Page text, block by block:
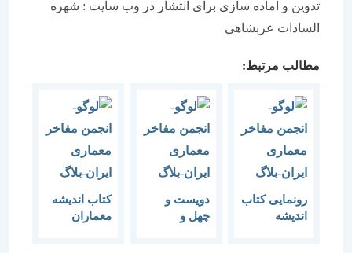
تدوین و آماده سازی برای انتشار در وب سایت : شهره
السادات عربشاهی
مطالب مرتبط:
رونمایی کتاب
دویست و
کتاب اندیشه
معماران